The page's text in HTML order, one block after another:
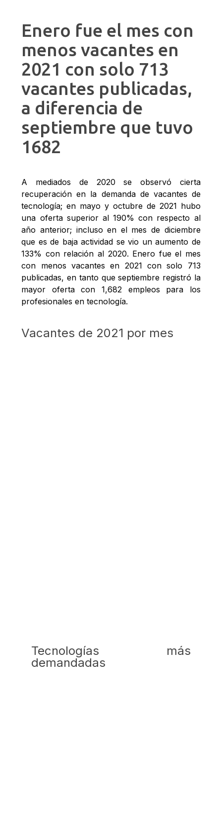
Enero fue el mes con
menos vacantes en
2021 con solo 713
vacantes publicadas,
a diferencia de
septiembre que tuvo
1682
A mediados de 2020 se observó cierta
recuperación en la demanda de vacantes de
tecnología; en mayo y octubre de 2021 hubo
una oferta superior al 190% con respecto al
año anterior; incluso en el mes de diciembre
que es de baja actividad se vio un aumento de
133% con relación al 2020. Enero fue el mes
con menos vacantes en 2021 con solo 713
publicadas, en tanto que septiembre registró la
mayor oferta con 1,682 empleos para los
profesionales en tecnología.
Vacantes de 2021 por mes
Tecnologías más
demandadas